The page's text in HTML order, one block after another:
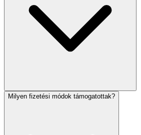
Milyen fizetési módok támogatottak?